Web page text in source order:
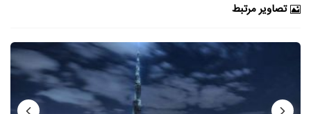
تصاویر مرتبط